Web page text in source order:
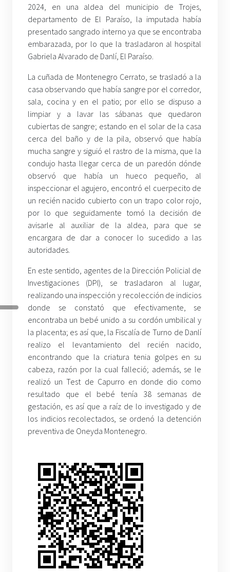
2024, en una aldea del municipio de Trojes,
departamento de El Paraíso, la imputada había
presentado sangrado interno ya que se encontraba
embarazada, por lo que la trasladaron al hospital
Gabriela Alvarado de Danlí, El Paraíso.
La cuñada de Montenegro Cerrato, se trasladó a la
casa observando que había sangre por el corredor,
sala, cocina y en el patio; por ello se dispuso a
limpiar y a lavar las sábanas que quedaron
cubiertas de sangre; estando en el solar de la casa
cerca del baño y de la pila, observó que había
mucha sangre y siguió el rastro de la misma, que la
condujo hasta llegar cerca de un paredón dónde
observó que había un hueco pequeño, al
inspeccionar el agujero, encontró el cuerpecito de
un recién nacido cubierto con un trapo color rojo,
por lo que seguidamente tomó la decisión de
avisarle al auxiliar de la aldea, para que se
encargara de dar a conocer lo sucedido a las
autoridades.
En este sentido, agentes de la Dirección Policial de
Investigaciones (DPI), se trasladaron al lugar,
realizando una inspección y recolección de indicios
donde se constató que efectivamente, se
encontraba un bebé unido a su cordón umbilical y
la placenta; es así que, la Fiscalía de Turno de Danlí
realizo el levantamiento del recién nacido,
encontrando que la criatura tenia golpes en su
cabeza, razón por la cual falleció; además, se le
realizó un Test de Capurro en donde dio como
resultado que el bebé tenía 38 semanas de
gestación, es así que a raíz de lo investigado y de
los indicios recolectados, se ordenó la detención
preventiva de Oneyda Montenegro.